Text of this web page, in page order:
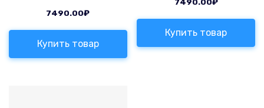
7490.00₽
Купить товар
Купить товар